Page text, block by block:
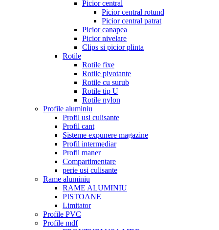
Picior central
Picior central rotund
Picior central patrat
Picior canapea
Picior nivelare
Clips si picior plinta
Rotile
Rotile fixe
Rotile pivotante
Rotile cu surub
Rotile tip U
Rotile nylon
Profile aluminiu
Profil usi culisante
Profil cant
Sisteme expunere magazine
Profil intermediar
Profil maner
Compartimentare
perie usi culisante
Rame aluminiu
RAME ALUMINIU
PISTOANE
Limitator
Profile PVC
Profile mdf